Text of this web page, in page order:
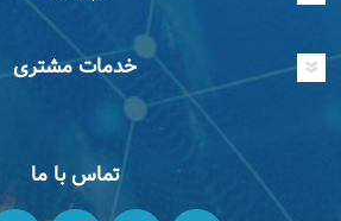
خدمات مشتری
تماس با ما